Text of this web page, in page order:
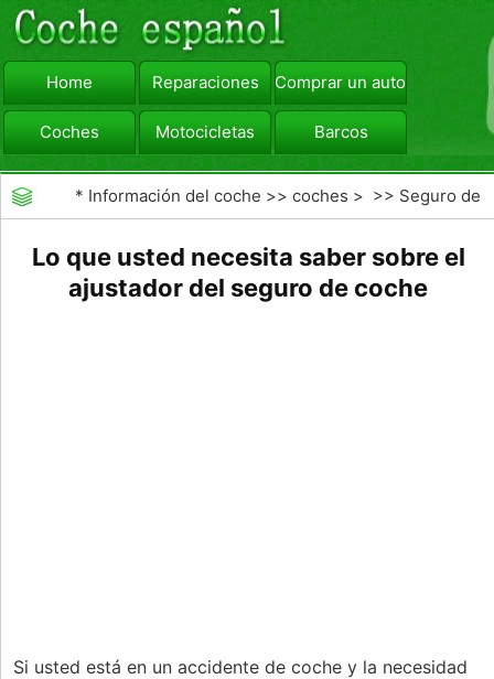
Home Reparaciones Comprar un automóvil
Coches Motocicletas Barcos
viajar Camiones
* Información del coche >>coches > >> Seguro de
automóviles
Lo que usted necesita saber sobre el
ajustador del seguro de coche
Si usted está en un accidente de coche y la necesidad